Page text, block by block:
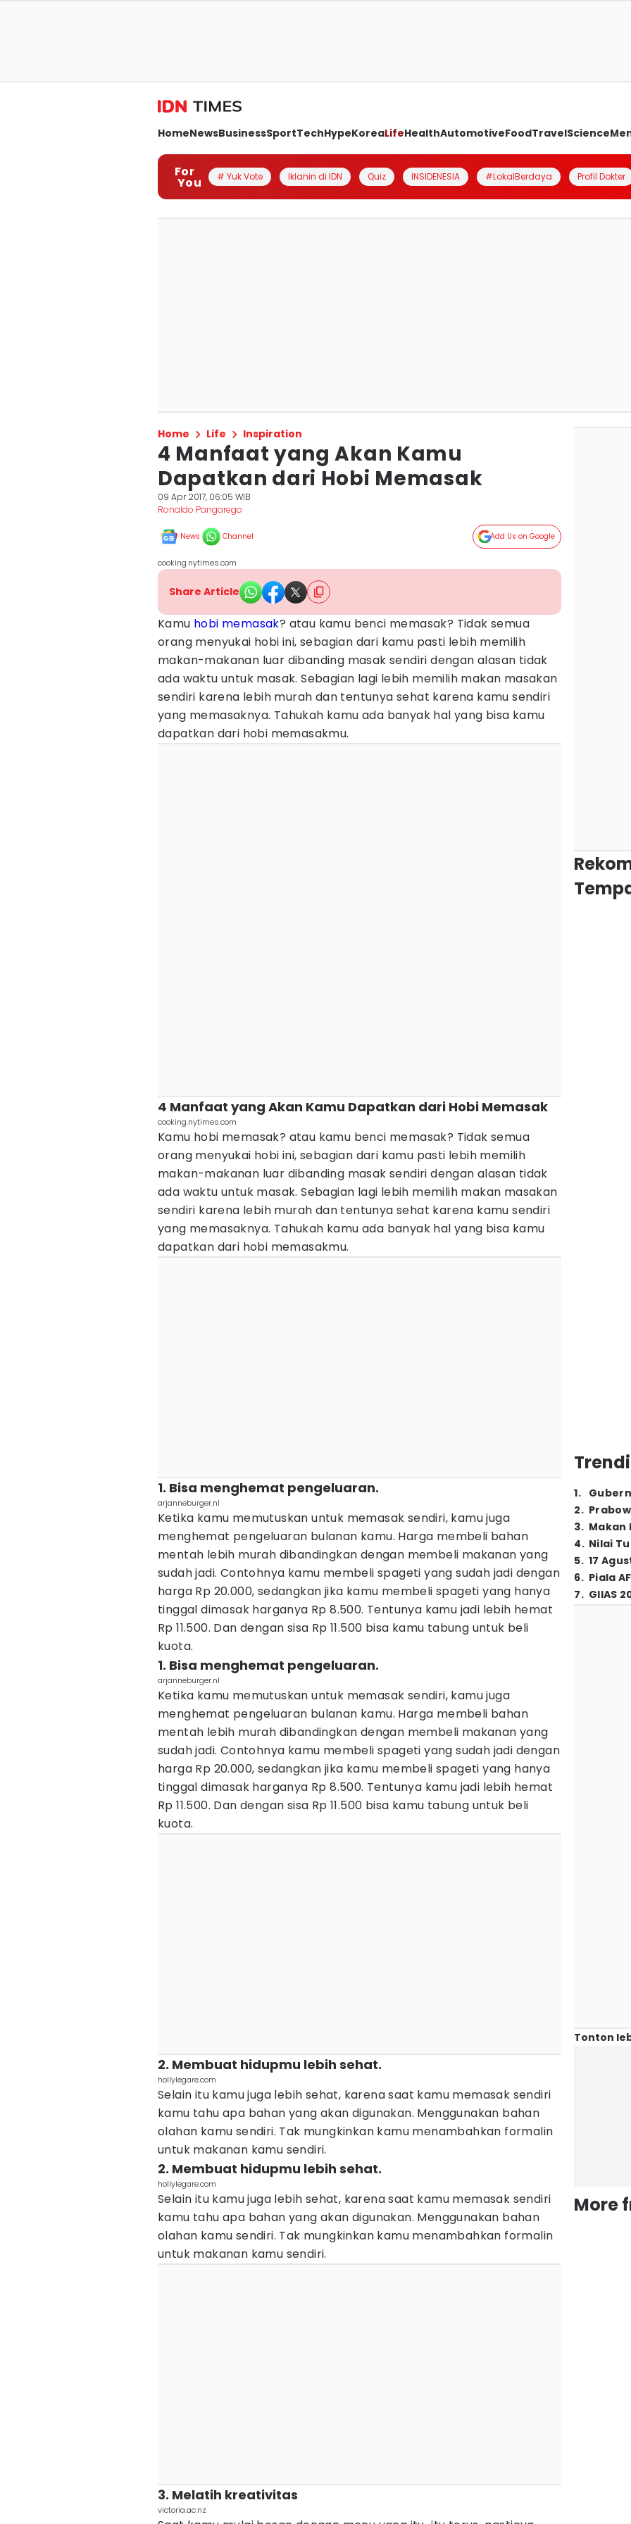
HomeNewsBusinessSportTechHypeKoreaLifeHealthAutomotiveFoodTravelScience
For
You # Yuk Vote Iklanin di IDN Quiz INSIDENESIA #LokalBerdaya Profil Dokter
Home Life Inspiration
4 Manfaat yang Akan Kamu
Dapatkan dari Hobi Memasak
09 Apr 2017, 06:05 WIB
Ronaldo Pangarego
News Channel Add Us on Google
cooking.nytimes.com
Share Article
Kamu hobi memasak? atau kamu benci memasak? Tidak semua
orang menyukai hobi ini, sebagian dari kamu pasti lebih memilih
makan-makanan luar dibanding masak sendiri dengan alasan tidak
ada waktu untuk masak. Sebagian lagi lebih memilih makan masakan
sendiri karena lebih murah dan tentunya sehat karena kamu sendiri
yang memasaknya. Tahukah kamu ada banyak hal yang bisa kamu
dapatkan dari hobi memasakmu.
4 Manfaat yang Akan Kamu Dapatkan dari Hobi Memasak
cooking.nytimes.com
Kamu hobi memasak? atau kamu benci memasak? Tidak semua
orang menyukai hobi ini, sebagian dari kamu pasti lebih memilih
makan-makanan luar dibanding masak sendiri dengan alasan tidak
ada waktu untuk masak. Sebagian lagi lebih memilih makan masakan
sendiri karena lebih murah dan tentunya sehat karena kamu sendiri
yang memasaknya. Tahukah kamu ada banyak hal yang bisa kamu
dapatkan dari hobi memasakmu.
1. Bisa menghemat pengeluaran.
arjanneburger.nl
Ketika kamu memutuskan untuk memasak sendiri, kamu juga
menghemat pengeluaran bulanan kamu. Harga membeli bahan
mentah lebih murah dibandingkan dengan membeli makanan yang
sudah jadi. Contohnya kamu membeli spageti yang sudah jadi dengan
harga Rp 20.000, sedangkan jika kamu membeli spageti yang hanya
tinggal dimasak harganya Rp 8.500. Tentunya kamu jadi lebih hemat
Rp 11.500. Dan dengan sisa Rp 11.500 bisa kamu tabung untuk beli
kuota.
1. Bisa menghemat pengeluaran.
arjanneburger.nl
Ketika kamu memutuskan untuk memasak sendiri, kamu juga
menghemat pengeluaran bulanan kamu. Harga membeli bahan
mentah lebih murah dibandingkan dengan membeli makanan yang
sudah jadi. Contohnya kamu membeli spageti yang sudah jadi dengan
harga Rp 20.000, sedangkan jika kamu membeli spageti yang hanya
tinggal dimasak harganya Rp 8.500. Tentunya kamu jadi lebih hemat
Rp 11.500. Dan dengan sisa Rp 11.500 bisa kamu tabung untuk beli
kuota.
2. Membuat hidupmu lebih sehat.
hollylegare.com
Selain itu kamu juga lebih sehat, karena saat kamu memasak sendiri
kamu tahu apa bahan yang akan digunakan. Menggunakan bahan
olahan kamu sendiri. Tak mungkinkan kamu menambahkan formalin
untuk makanan kamu sendiri.
2. Membuat hidupmu lebih sehat.
hollylegare.com
Selain itu kamu juga lebih sehat, karena saat kamu memasak sendiri
kamu tahu apa bahan yang akan digunakan. Menggunakan bahan
olahan kamu sendiri. Tak mungkinkan kamu menambahkan formalin
untuk makanan kamu sendiri.
3. Melatih kreativitas
victoria.ac.nz
1.
2.
3. Makan
4. Nilai
5. 17
6. Piala
7. GIIAS
Tonton
More